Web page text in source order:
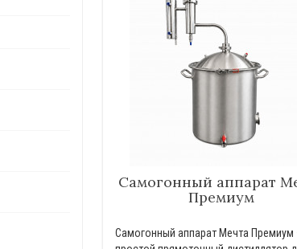
Самогонный аппарат
Премиум
Самогонный аппарат Мечта Премиум